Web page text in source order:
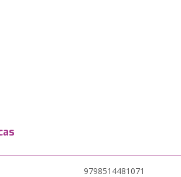
9798514481071